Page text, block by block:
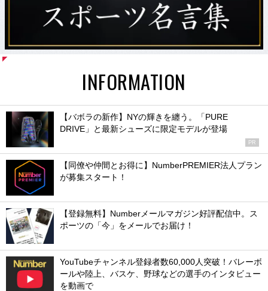
INFORMATION
【バボラの新作】NYの輝きを纏う。「PURE
DRIVE」と最新シューズに限定モデルが登場
PR
【同僚や仲間とお得に】NumberPREMIER法人プラン
が募集スタート！
【登録無料】Numberメールマガジン好評配信中。ス
ポーツの「今」をメールでお届け！
YouTubeチャンネル登録者数60,000人突破！バレーボ
ールや陸上、バスケ、野球などの選手のインタビュー
を動画で